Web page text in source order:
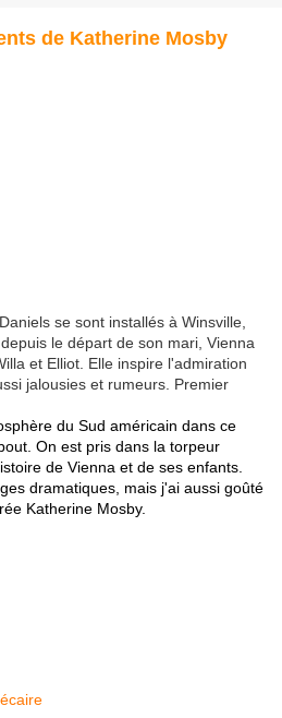
de Katherine Mosby
se sont installés à Winsville,
le départ de son mari, Vienna
et Elliot. Elle inspire l'admiration
jalousies et rumeurs. Premier
du Sud américain dans ce
On est pris dans la torpeur
de Vienna et de ses enfants.
dramatiques, mais j'ai aussi goûté
Katherine Mosby.